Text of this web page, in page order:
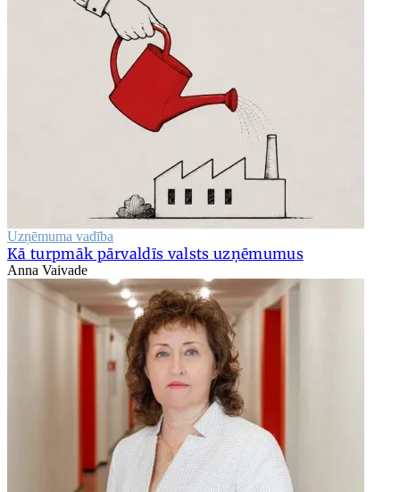
Uzņēmuma vadība
Kā turpmāk pārvaldīs valsts uzņēmumus
Anna Vaivade